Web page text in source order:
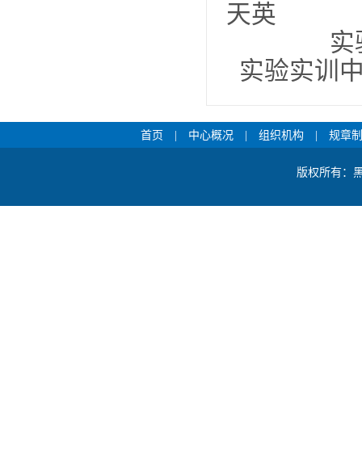
天英
实验实训
首页 中心概况 组织机构 规章
版权所有：